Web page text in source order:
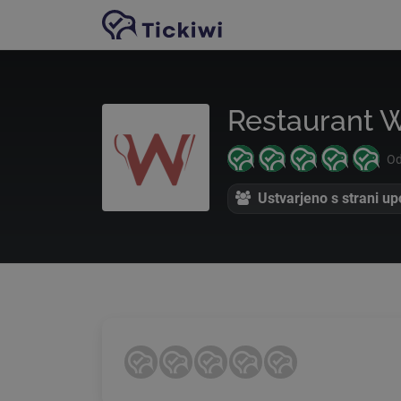
Preskoči na glavno vsebino
Restaurant
Ustvarjeno s strani